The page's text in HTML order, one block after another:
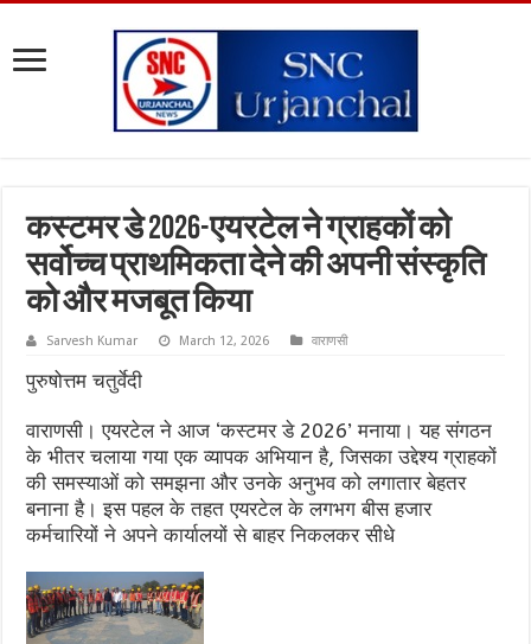
कस्टमर डे 2026-एयरटेल ने ग्राहकों को
सर्वोच्च प्राथमिकता देने की अपनी संस्कृति
को और मजबूत किया
Sarvesh Kumar March 12, 2026 वाराणसी
पुरुषोत्तम चतुर्वेदी
वाराणसी। एयरटेल ने आज ‘कस्टमर डे 2026’ मनाया। यह संगठन
के भीतर चलाया गया एक व्यापक अभियान है, जिसका उद्देश्य ग्राहकों
की समस्याओं को समझना और उनके अनुभव को लगातार बेहतर
बनाना है। इस पहल के तहत एयरटेल के लगभग बीस हजार
कर्मचारियों ने अपने कार्यालयों से बाहर निकलकर सीधे